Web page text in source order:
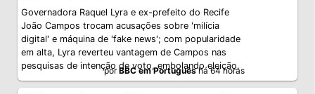
Governadora Raquel Lyra e ex-prefeito do Recife
João Campos trocam acusações sobre 'milícia
digital' e máquina de 'fake news'; com popularidade
em alta, Lyra reverteu vantagem de Campos nas
pesquisas de intenção de voto, embolando eleição.
por BBC em Portuguêshá 64 horas